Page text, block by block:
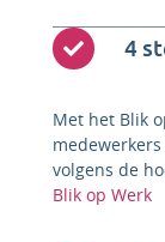
4
Met het Blik
volgens de
Blik op Werk